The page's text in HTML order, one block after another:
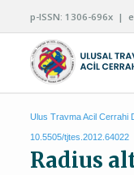
p-ISSN: 1306-696x |
Ulus Travma Acil Cerrahi
10.5505/tjtes.2012.64022
Radius